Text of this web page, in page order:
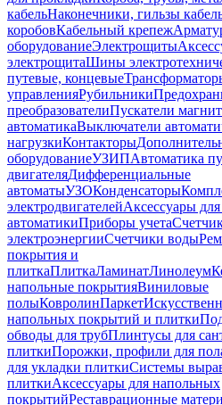
кабельНаконечники, гильзы
коробовКабельный крепеж
оборудованиеЭлектрощиты
электрощитаШины
путевые, концевые
управленияРубильники
преобразователиПускатели
автоматикаВыключатели
нагрузкиКонтакторы
оборудованиеУЗИПАвтоматика
двигателяДифференциальные
автоматыУЗОКонденсаторы
электродвигателейАксессуары
автоматикиПриборы учета
электроэнергииСчетчики воды
покрытия и
плиткаПлиткаЛаминатЛинолеум
напольные покрытияВиниловые
полыКовролинПаркет
напольных покрытий и плитки
обводы для трубПлинтусы для
плиткиПорожки, профили для
для укладки плиткиСистемы
плиткиАксессуары для напольных
покрытийРеставрационные